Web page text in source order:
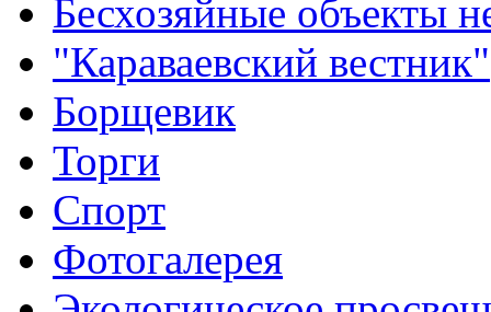
Бесхозяйные объекты
"Караваевский вестник"
Борщевик
Торги
Спорт
Фотогалерея